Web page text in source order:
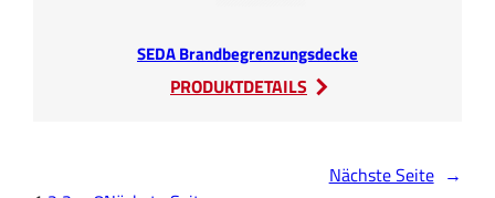
SEDA Brandbegrenzungsdecke
PRODUKTDETAILS
:
Nächste Seite →